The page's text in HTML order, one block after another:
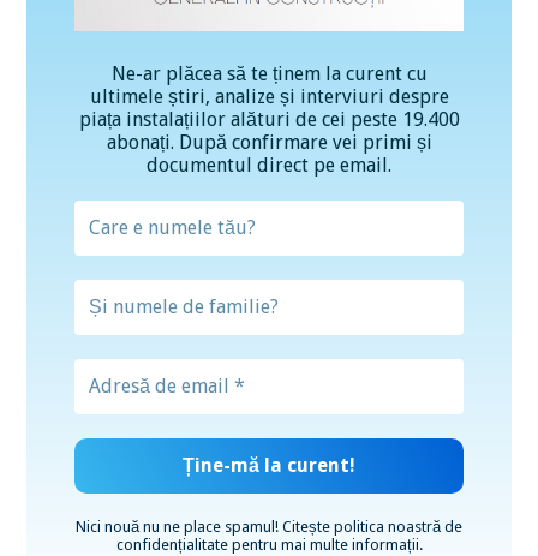
Ne-ar plăcea să te ținem la curent cu
ultimele știri, analize și interviuri despre
piața instalațiilor alături de cei peste 19.400
abonați. După confirmare vei primi și
documentul direct pe email.
Nici nouă nu ne place spamul! Citește politica noastră de
confidențialitatepentru mai multe informații.